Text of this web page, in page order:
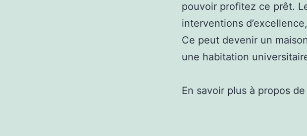
pouvoir profitez ce prêt.
interventions
Ce peut devenir un
une habitation
En savoir plus à propos de